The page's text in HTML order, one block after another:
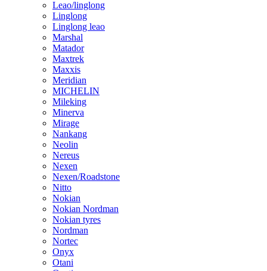
Leao/linglong
Linglong
Linglong leao
Marshal
Matador
Maxtrek
Maxxis
Meridian
MICHELIN
Mileking
Minerva
Mirage
Nankang
Neolin
Nereus
Nexen
Nexen/Roadstone
Nitto
Nokian
Nokian Nordman
Nokian tyres
Nordman
Nortec
Onyx
Otani